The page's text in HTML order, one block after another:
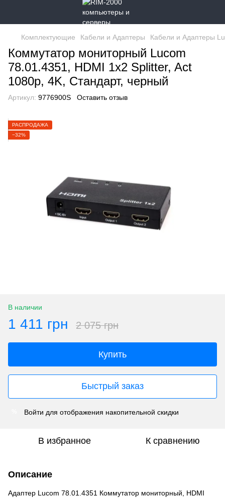
Комплектующие Кабели и Адаптеры Кабели и Адаптеры
Коммутатор мониторный Lucom
78.01.4351, HDMI 1x2 Splitter, Act
1080p, 4K, Стандарт, черный
Артикул: 9776900S Оставить отзыв
РАСПРОДАЖА
−32%
В наличии
1 411 грн 2 075 грн
Купить
Быстрый заказ
Войти для отображения накопительной скидки
В избранное К сравнению
Описание
Адаптер Lucom 78.01.4351 Коммутатор мониторный, HDMI